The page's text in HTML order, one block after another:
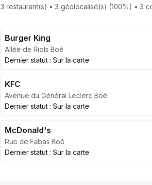
3 restaurant(s) • 3 géolocalisé(s) (100%) • 3
Burger King
Allée de Riols Boé
Dernier statut : Sur la carte
KFC
Avenue du Général Leclerc Boé
Dernier statut : Sur la carte
McDonald's
Rue de Fabas Boé
Dernier statut : Sur la carte